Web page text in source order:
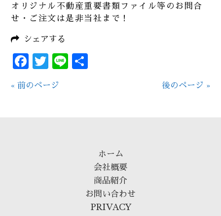
オリジナル不動産重要書類ファイル等のお問合
せ・ご注文は是非当社まで！
シェアする
Facebook
Twitter
Line
« 前のページ 後のページ »
ホーム
会社概要
商品紹介
お問い合わせ
PRIVACY